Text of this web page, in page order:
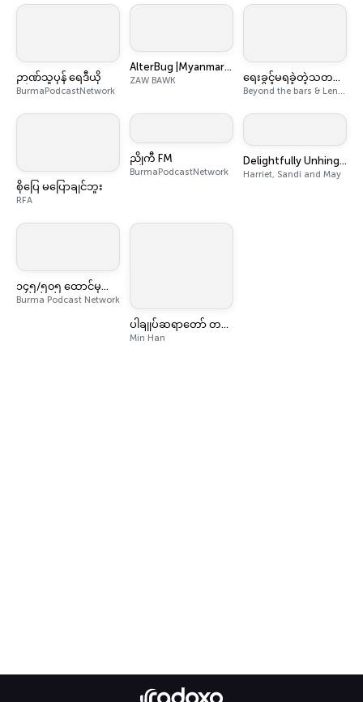
ဉာဏ်သူပုန် ရေဒီယို
BurmaPodcastNetwork
AlterBug |Myanmar Songs Podcast|
ZAW BAWK ရေးခွင့်မရခဲ့တဲ့သတင်းများ
Beyond the bars & Lens: Podcast By Min Nyo
စိုပြေ မပြောချင်ဘူး
RFA
ညိုကီ FM
BurmaPodcastNetwork
Delightfully Unhinged
Harriet, Sandi and May
၁၄၅/၅၀၅ ထောင်မှတ်စု
Burma Podcast Network
ပါချုပ်ဆရာတော် တရားများ
Min Han